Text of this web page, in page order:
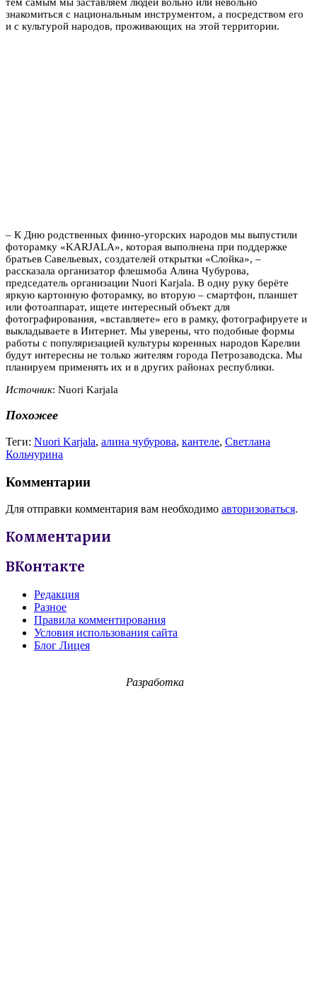
знакомиться с национальным инструментом, а посредством его
и с культурой народов, проживающих на этой территории.
– К Дню родственных финно-угорских народов мы выпустили
фоторамку «KARJALA», которая выполнена при поддержке
братьев Савельевых, создателей открытки «Слойка», –
рассказала организатор флешмоба Алина Чубурова,
председатель организации Nuori Karjala. В одну руку берёте
яркую картонную фоторамку, во вторую – смартфон, планшет
или фотоаппарат, ищете интересный объект для
фотографирования, «вставляете» его в рамку, фотографируете и
выкладываете в Интернет. Мы уверены, что подобные формы
работы с популяризацией культуры коренных народов Карелии
будут интересны не только жителям города Петрозаводска. Мы
планируем применять их и в других районах республики.
Источник: Nuori Karjala
Похожее
Теги: Nuori Karjala, алина чубурова, кантеле, Светлана
Кольчурина
Комментарии
Для отправки комментария вам необходимо авторизоваться.
Комментарии
ВКонтакте
Редакция
Разное
Правила комментирования
Условия использования сайта
Блог Лицея
Разработка